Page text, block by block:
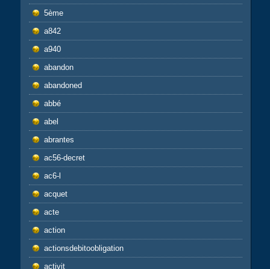
5ème
a842
a940
abandon
abandoned
abbé
abel
abrantes
ac56-decret
ac6-l
acquet
acte
action
actionsdebitoobligation
activit